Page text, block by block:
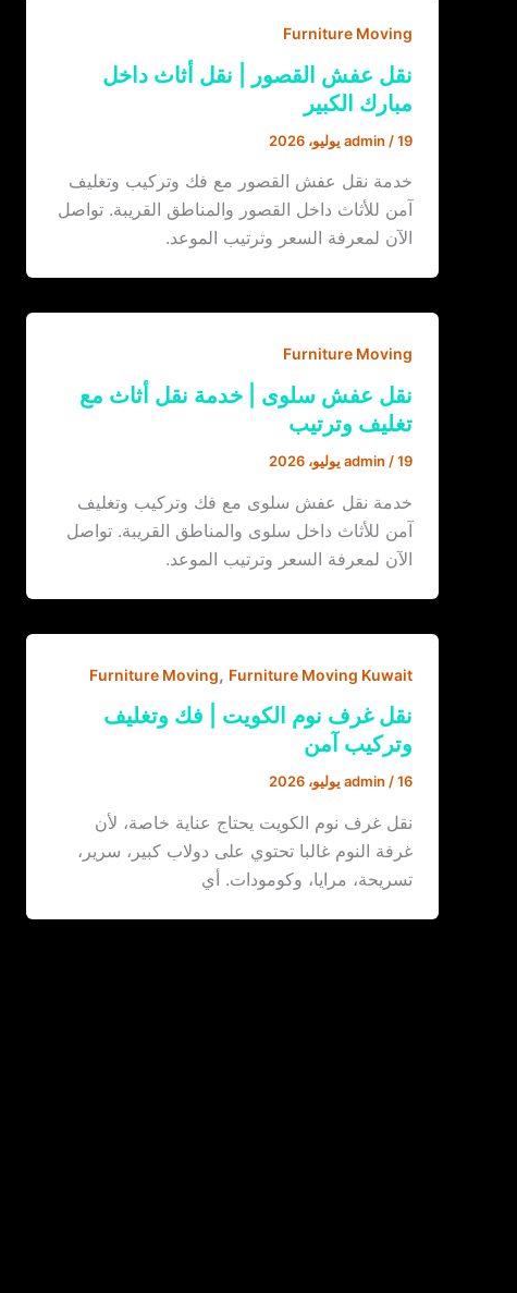
Furniture Moving
نقل عفش القصور | نقل أثاث داخل
مبارك الكبير
admin /19 يوليو، 2026
خدمة نقل عفش القصور مع فك وتركيب وتغليف
آمن للأثاث داخل القصور والمناطق القريبة. تواصل
الآن لمعرفة السعر وترتيب الموعد.
Furniture Moving
نقل عفش سلوى | خدمة نقل أثاث مع
تغليف وترتيب
admin /19 يوليو، 2026
خدمة نقل عفش سلوى مع فك وتركيب وتغليف
آمن للأثاث داخل سلوى والمناطق القريبة. تواصل
الآن لمعرفة السعر وترتيب الموعد.
Furniture Moving, Furniture Moving Kuwait
نقل غرف نوم الكويت | فك وتغليف
وتركيب آمن
admin /16 يوليو، 2026
نقل غرف نوم الكويت يحتاج عناية خاصة، لأن
غرفة النوم غالبا تحتوي على دولاب كبير، سرير،
تسريحة، مرايا، وكومودات. أي